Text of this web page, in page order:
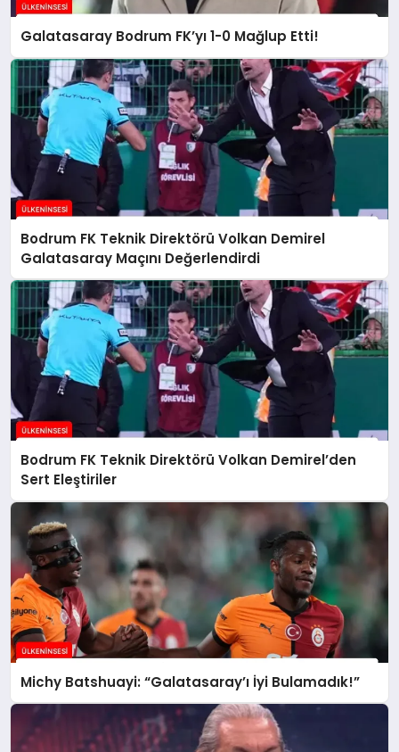
Galatasaray Bodrum FK’yı 1-0 Mağlup Etti!
Bodrum FK Teknik Direktörü Volkan Demirel
Galatasaray Maçını Değerlendirdi
Bodrum FK Teknik Direktörü Volkan Demirel’den
Sert Eleştiriler
Michy Batshuayi: “Galatasaray’ı İyi Bulamadık!”